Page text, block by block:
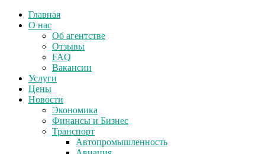
Главная
О нас
Об агентстве
Отзывы
FAQ
Вакансии
Услуги
Цены
Новости
Экономика
Финансы и Бизнес
Транспорт
Автопромышленность